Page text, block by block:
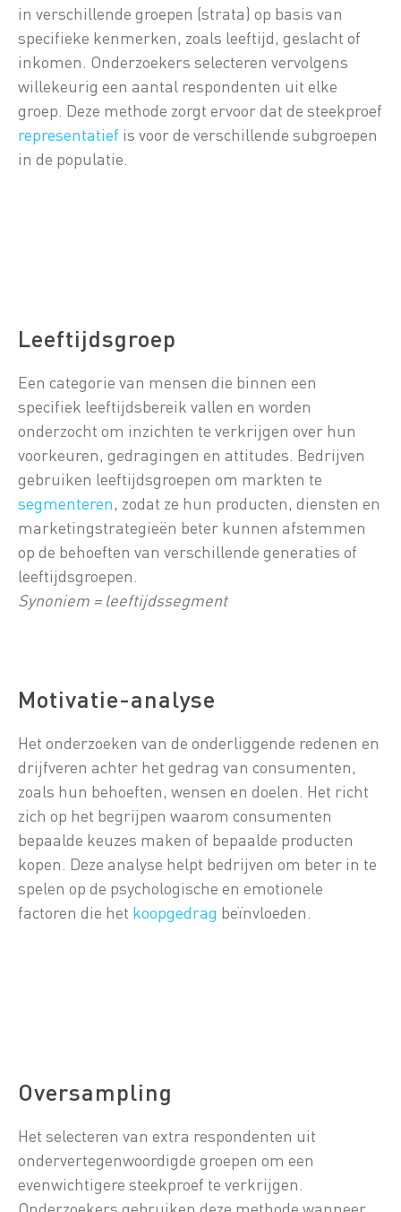
in verschillende groepen (strata) op basis van
specifieke kenmerken, zoals leeftijd, geslacht of
inkomen. Onderzoekers selecteren vervolgens
willekeurig een aantal respondenten uit elke
groep. Deze methode zorgt ervoor dat de steekproef
representatief is voor de verschillende subgroepen
in de populatie.
Leeftijdsgroep
Een categorie van mensen die binnen een
specifiek leeftijdsbereik vallen en worden
onderzocht om inzichten te verkrijgen over hun
voorkeuren, gedragingen en attitudes. Bedrijven
gebruiken leeftijdsgroepen om markten te
segmenteren, zodat ze hun producten, diensten en
marketingstrategieën beter kunnen afstemmen
op de behoeften van verschillende generaties of
leeftijdsgroepen.
Synoniem = leeftijdssegment
Motivatie-analyse
Het onderzoeken van de onderliggende redenen en
drijfveren achter het gedrag van consumenten,
zoals hun behoeften, wensen en doelen. Het richt
zich op het begrijpen waarom consumenten
bepaalde keuzes maken of bepaalde producten
kopen. Deze analyse helpt bedrijven om beter in te
spelen op de psychologische en emotionele
factoren die het koopgedrag beïnvloeden.
Oversampling
Het selecteren van extra respondenten uit
ondervertegenwoordigde groepen om een
evenwichtigere steekproef te verkrijgen.